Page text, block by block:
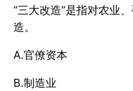
“三大改造”是指对农业
造。
A.官僚资本
B.制造业